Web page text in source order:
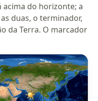
acima do horizonte; a
duas, o terminador,
da Terra. O marcador